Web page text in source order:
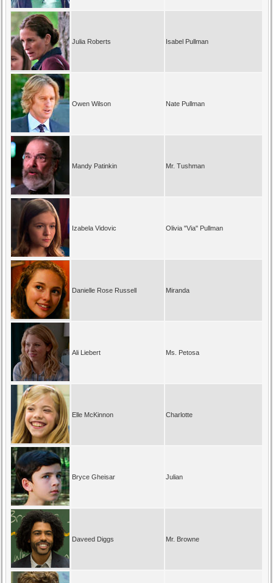
Julia Roberts Isabel Pullman
Owen Wilson Nate Pullman
Mandy Patinkin Mr. Tushman
Izabela Vidovic Olivia "Via" Pullman
Danielle Rose Russell Miranda
Ali Liebert Ms. Petosa
Elle McKinnon Charlotte
Bryce Gheisar Julian
Daveed Diggs Mr. Browne